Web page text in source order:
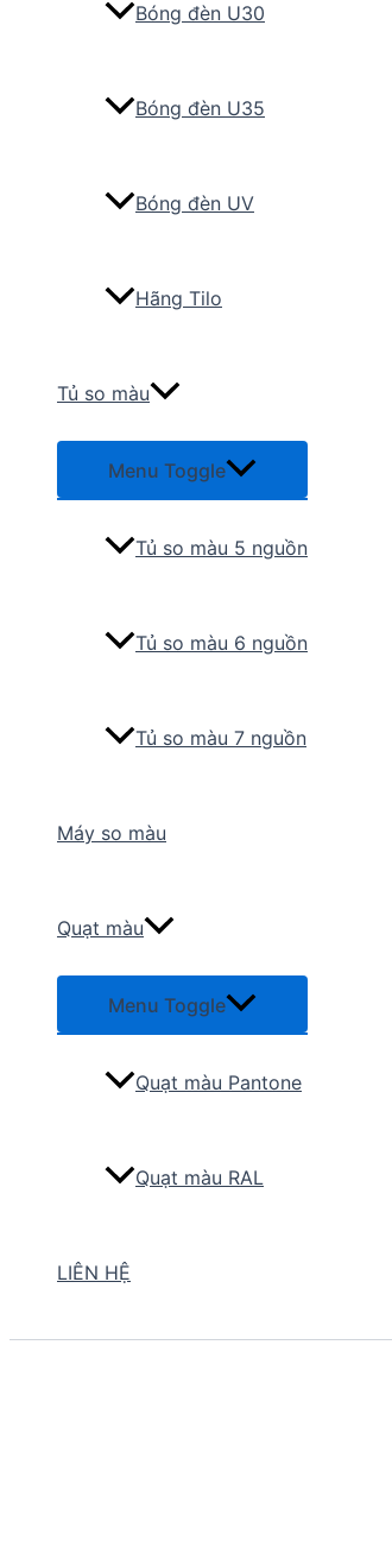
Bóng đèn U30
Bóng đèn U35
Bóng đèn UV
Hãng Tilo
Tủ so màu
Menu Toggle
Tủ so màu 5 nguồn
Tủ so màu 6 nguồn
Tủ so màu 7 nguồn
Máy so màu
Quạt màu
Menu Toggle
Quạt màu Pantone
Quạt màu RAL
LIÊN HỆ